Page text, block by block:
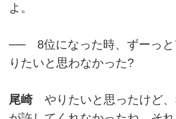
よ。
── 8位になった時、ずーっと
りたいと思わなかった?
尾崎やりたいと思ったけど、